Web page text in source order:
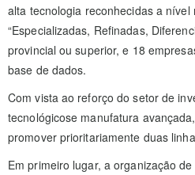
alta tecnologia reconhecidas a
“Especializadas, Refinadas,
provincial ou superior, e 18
base de dados.
Com vista ao reforço do setor de
tecnológicose manufatura
promover prioritariamente duas
Em primeiro lugar, a organização